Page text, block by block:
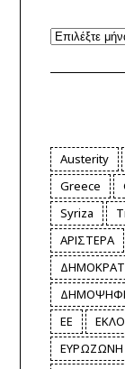
Archives
Austerity
Greece
Syriza
ΑΡΙΣΤΕΡΑ
ΕΕ
ΕΥΡΩΖΩΝΗ